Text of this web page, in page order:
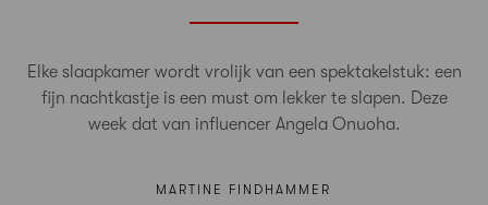
Elke slaapkamer wordt vrolijk van een spektakelstuk: een
fijn nachtkastje is een must om lekker te slapen. Deze
week dat van influencer Angela Onuoha.
MARTINE FINDHAMMER